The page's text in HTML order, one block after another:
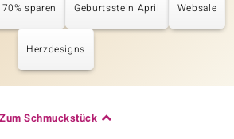
sparen Geburtsstein April Websale
Herzdesigns
Zum Schmuckstück